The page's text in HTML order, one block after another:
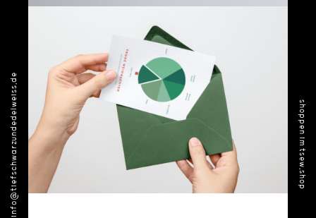
info@tiefschwarzundedelweiss.de shoppen im tsew.shop